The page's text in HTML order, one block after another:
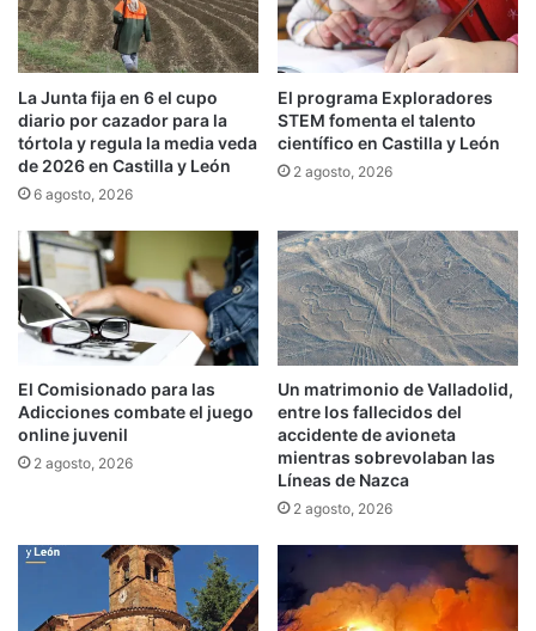
La Junta fija en 6 el cupo
diario por cazador para la
tórtola y regula la media veda
de 2026 en Castilla y León
6 agosto, 2026
El programa Exploradores
STEM fomenta el talento
científico en Castilla y León
2 agosto, 2026
El Comisionado para las
Adicciones combate el juego
online juvenil
2 agosto, 2026
Un matrimonio de Valladolid,
entre los fallecidos del
accidente de avioneta
mientras sobrevolaban las
Líneas de Nazca
2 agosto, 2026